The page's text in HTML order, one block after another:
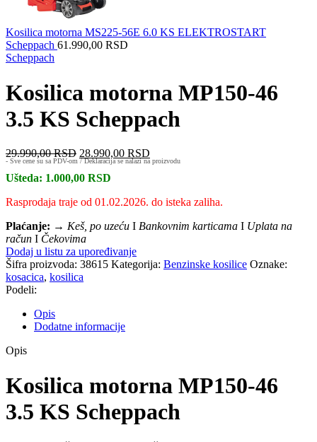
Kosilica motorna MS225-56E 6.0 KS ELEKTROSTART
Scheppach 61.990,00 RSD
Scheppach
Kosilica motorna MP150-46
3.5 KS Scheppach
29.990,00RSD Originalna
cena
je
29.990,00 RSD.
28.990,00 RSD
cena
- Sve cene su sa PDV-om / Deklaracija se nalazi na proizvodu
Ušteda: 1.000,00 RSD
Rasprodaja traje od 01.02.2026. do isteka zaliha.
Plaćanje: → Keš, po uzeću I Bankovnim karticama I Uplata na
račun I Čekovima
Dodaj u listu za upoređivanje
Šifra proizvoda: 38615 Kategorija: Benzinske kosilice Oznake:
kosacica, kosilica
Podeli:
Opis
Dodatne informacije
Opis
Kosilica motorna MP150-46
3.5 KS Scheppach